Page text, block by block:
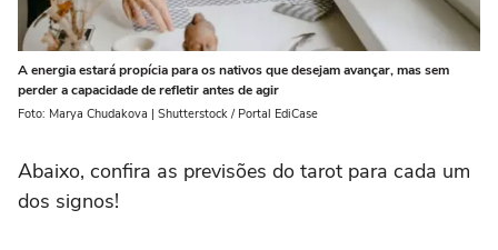
A energia estará propícia para os nativos que desejam avançar, mas sem
perder a capacidade de refletir antes de agir
Foto: Marya Chudakova | Shutterstock / Portal EdiCase
Abaixo, confira as previsões do tarot para cada um
dos signos!